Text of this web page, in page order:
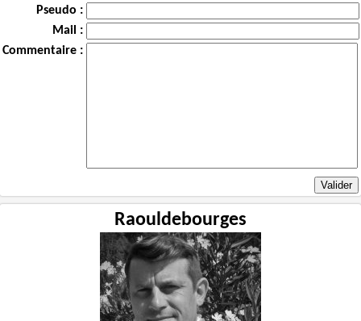
Pseudo :
Mail :
Commentaire :
Raouldebourges